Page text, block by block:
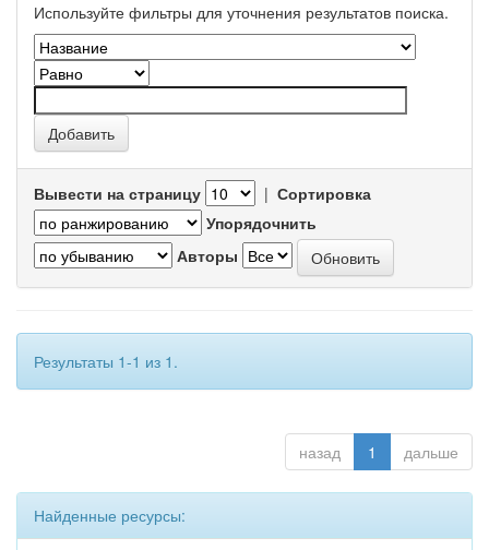
Используйте фильтры для уточнения результатов поиска.
Вывести на страницу | Сортировка
Упорядочнить
Авторы
Результаты 1-1 из 1.
назад 1 дальше
Найденные ресурсы: